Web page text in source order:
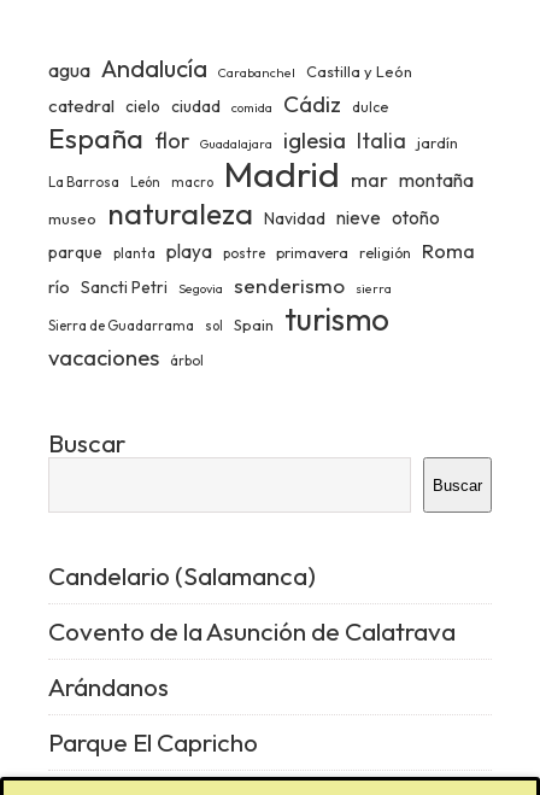
agua Andalucía Carabanchel Castilla y León
catedral cielo ciudad comida Cádiz dulce
España flor Guadalajara iglesia Italia jardín
La Barrosa León macro Madrid mar montaña
museo naturaleza Navidad nieve otoño
parque planta playa postre primavera religión Roma
río Sancti Petri Segovia senderismo sierra
Sierra de Guadarrama sol Spain turismo
vacaciones árbol
Buscar
Buscar
Candelario (Salamanca)
Covento de la Asunción de Calatrava
Arándanos
Parque El Capricho